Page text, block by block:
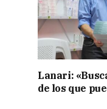
Lanari:
de los que